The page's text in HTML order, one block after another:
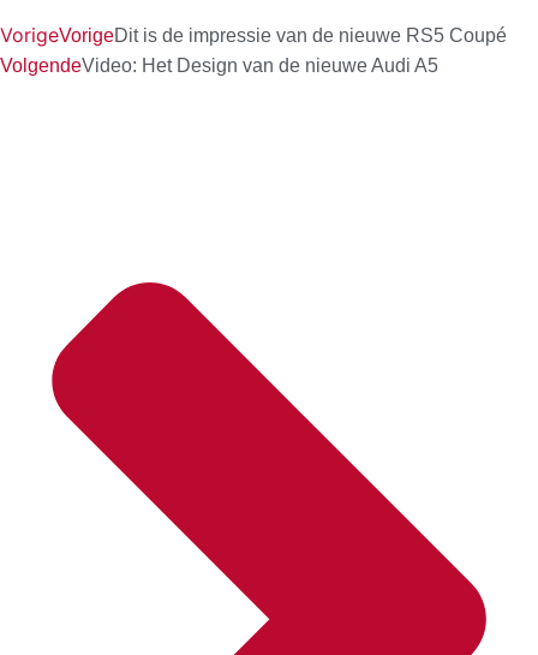
VorigeVorigeDit is de impressie van de nieuwe RS5 Coupé
VolgendeVideo: Het Design van de nieuwe Audi A5